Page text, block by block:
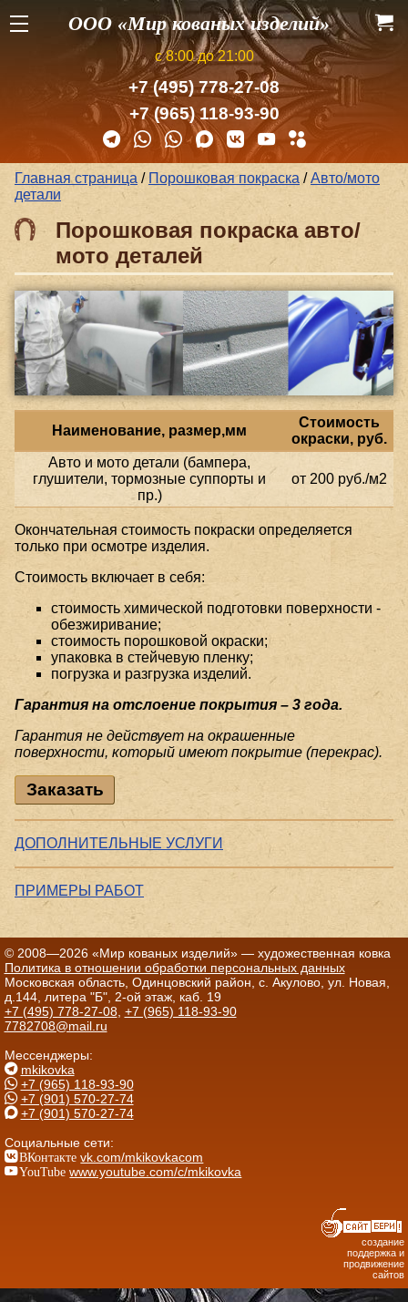
ООО «Мир кованых изделий»
с 8:00 до 21:00
+7 (495) 778-27-08
+7 (965) 118-93-90
Главная страница / Порошковая покраска /Авто/мото
детали
Порошковая покраска авто/
мото деталей
Наименование, размер,мм
Стоимость
окраски, руб.
Авто и мото детали (бампера,
глушители, тормозные суппорты и
пр.)
от 200 руб./м2
Окончательная стоимость покраски определяется
только при осмотре изделия.
Стоимость включает в себя:
стоимость химической подготовки поверхности -
обезжиривание;
стоимость порошковой окраски;
упаковка в стейчевую пленку;
погрузка и разгрузка изделий.
Гарантия на отслоение покрытия – 3 года.
Гарантия не действует на окрашенные
поверхности, который имеют покрытие (перекрас).
Заказать
ДОПОЛНИТЕЛЬНЫЕ УСЛУГИ
ПРИМЕРЫ РАБОТ
© 2008—2026 «Мир кованых изделий» — художественная ковка
Политика в отношении обработки персональных данных
Московская область, Одинцовский район, с. Акулово, ул. Новая,
д.144, литера "Б", 2-ой этаж, каб. 19
+7 (495) 778-27-08, +7 (965) 118-93-90
7782708@mail.ru
Мессенджеры:
mkikovka
+7 (965) 118-93-90
+7 (901) 570-27-74
+7 (901) 570-27-74
Социальные сети:
ВКонтакте vk.com/mkikovkacom
YouTube www.youtube.com/c/mkikovka
создание
поддержка и
продвижение
сайтов